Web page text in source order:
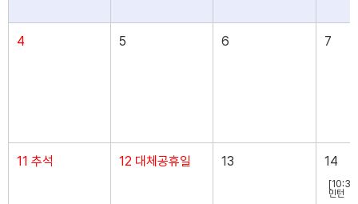
4 5 6 7
11 추석 12 대체공휴일 13 14
민턴